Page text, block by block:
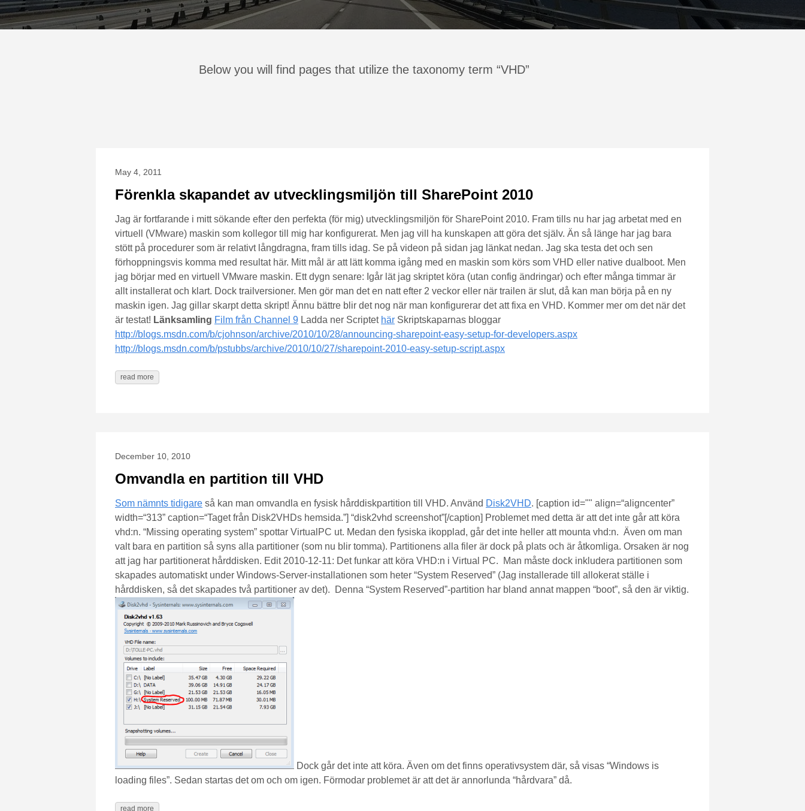
Below you will find pages that utilize the taxonomy term “VHD”
May 4, 2011
Förenkla skapandet av utvecklingsmiljön till SharePoint 2010
Jag är fortfarande i mitt sökande efter den perfekta (för mig) utvecklingsmiljön för SharePoint 2010. Fram tills nu har jag arbetat med en
virtuell (VMware) maskin som kollegor till mig har konfigurerat. Men jag vill ha kunskapen att göra det själv. Än så länge har jag bara
stött på procedurer som är relativt långdragna, fram tills idag. Se på videon på sidan jag länkat nedan. Jag ska testa det och sen
förhoppningsvis komma med resultat här. Mitt mål är att lätt komma igång med en maskin som körs som VHD eller native dualboot. Men
jag börjar med en virtuell VMware maskin. Ett dygn senare: Igår lät jag skriptet köra (utan config ändringar) och efter många timmar är
allt installerat och klart. Dock trailversioner. Men gör man det en natt efter 2 veckor eller när trailen är slut, då kan man börja på en ny
maskin igen. Jag gillar skarpt detta skript! Ännu bättre blir det nog när man konfigurerar det att fixa en VHD. Kommer mer om det när det
är testat! Länksamling Film från Channel 9 Ladda ner Scriptet här Skriptskaparnas bloggar
http://blogs.msdn.com/b/cjohnson/archive/2010/10/28/announcing-sharepoint-easy-setup-for-developers.aspx
http://blogs.msdn.com/b/pstubbs/archive/2010/10/27/sharepoint-2010-easy-setup-script.aspx
read more
December 10, 2010
Omvandla en partition till VHD
Som nämnts tidigare så kan man omvandla en fysisk hårddiskpartition till VHD. Använd Disk2VHD. [caption id="" align=“aligncenter”
width=“313” caption=“Taget från Disk2VHDs hemsida.”] “disk2vhd screenshot”[/caption] Problemet med detta är att det inte går att köra
vhd:n. “Missing operating system” spottar VirtualPC ut. Medan den fysiska ikopplad, går det inte heller att mounta vhd:n. Även om man
valt bara en partition så syns alla partitioner (som nu blir tomma). Partitionens alla filer är dock på plats och är åtkomliga. Orsaken är nog
att jag har partitionerat hårddisken. Edit 2010-12-11: Det funkar att köra VHD:n i Virtual PC. Man måste dock inkludera partitionen som
skapades automatiskt under Windows-Server-installationen som heter “System Reserved” (Jag installerade till allokerat ställe i
hårddisken, så det skapades två partitioner av det). Denna “System Reserved”-partition har bland annat mappen “boot”, så den är viktig.
Dock går det inte att köra. Även om det finns operativsystem där, så visas “Windows is
loading files”. Sedan startas det om och om igen. Förmodar problemet är att det är annorlunda “hårdvara” då.
read more